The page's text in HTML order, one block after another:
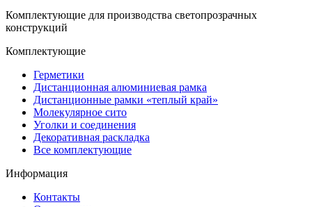
Комплектующие для производства светопрозрачных
конструкций
Комплектующие
Герметики
Дистанционная алюминиевая рамка
Дистанционные рамки «теплый край»
Молекулярное сито
Уголки и соединения
Декоративная раскладка
Все комплектующие
Информация
Контакты